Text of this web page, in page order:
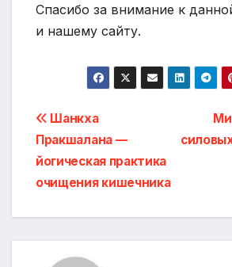
Спасибо за внимание к
и нашему сайту.
Навигация
по
записям
Шанкха
Пракшалана —
йогическая практика
очищения кишечника